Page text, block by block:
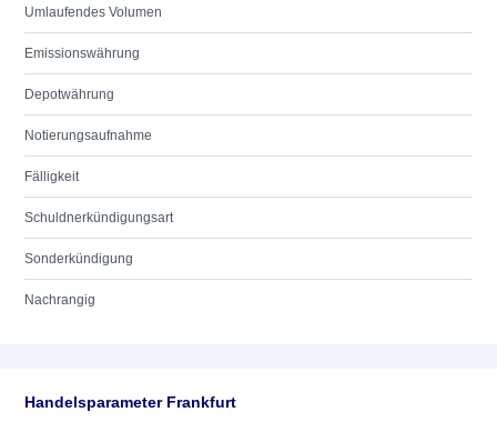
Umlaufendes Volumen
Emissionswährung
Depotwährung
Notierungsaufnahme
Fälligkeit
Schuldnerkündigungsart
Sonderkündigung
Nachrangig
Handelsparameter Frankfurt